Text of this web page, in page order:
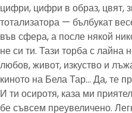
цифри, цифри в образ, цвят,
тотализатора — бълбукат
във сфера, а после някой
не си ти. Тази торба с лайна
любов, живот, изкуство и
киното на Бела Тар… Да, те
И ти осиротя, каза ми
бе съвсем преувеличено.